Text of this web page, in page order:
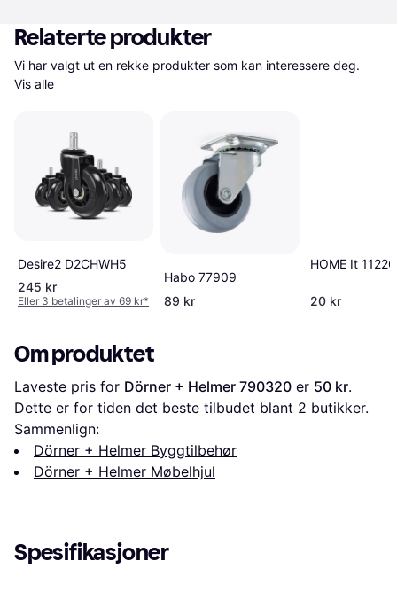
Relaterte produkter
Vis alle
Desire2 D2CHWH5
245 kr
Eller 3 betalinger av 69 kr*
Habo 77909
89 kr
HOME It 11226
20 kr
Om produktet
Laveste pris for Dörner + Helmer 790320 er 50 kr.
Dette er for tiden det beste tilbudet blant 2 butikker.
Sammenlign:
Dörner + Helmer Byggtilbehør
Dörner + Helmer Møbelhjul
Spesifikasjoner